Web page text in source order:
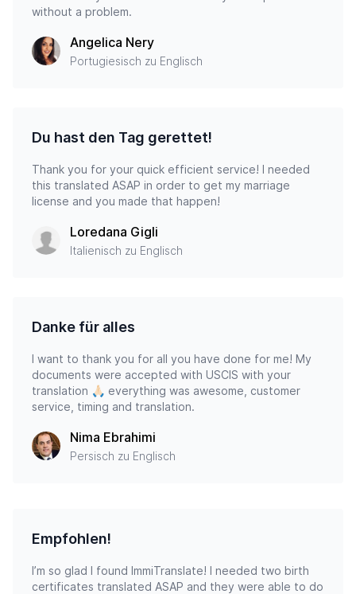
without a problem.
Angelica Nery
Portugiesisch zu Englisch
Du hast den Tag gerettet!
Thank you for your quick efficient service! I needed
this translated ASAP in order to get my marriage
license and you made that happen!
Loredana Gigli
Italienisch zu Englisch
Danke für alles
I want to thank you for all you have done for me! My
documents were accepted with USCIS with your
translation 🙏🏻 everything was awesome, customer
service, timing and translation.
Nima Ebrahimi
Persisch zu Englisch
Empfohlen!
I’m so glad I found ImmiTranslate! I needed two birth
certificates translated ASAP and they were able to do